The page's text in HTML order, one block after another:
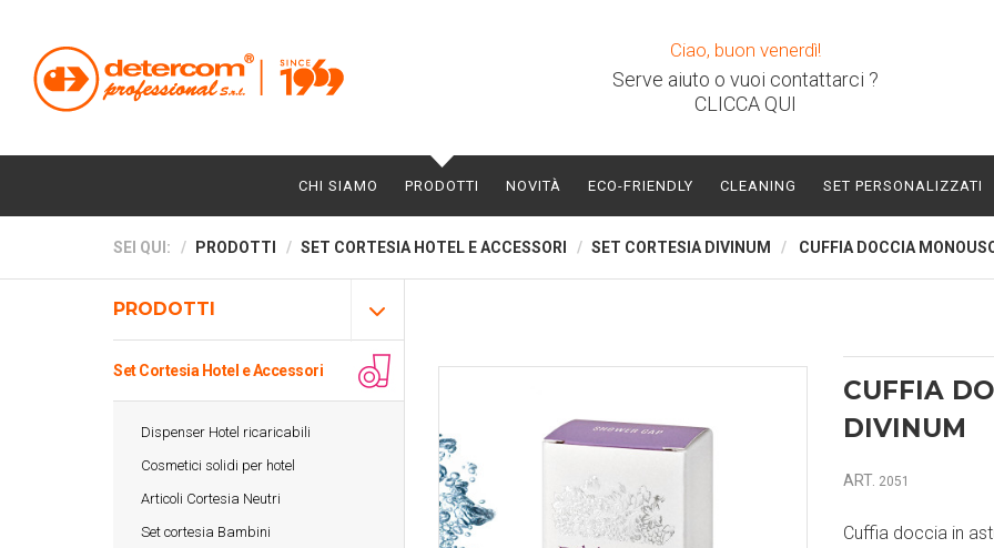
Ciao, buon venerdì!
Serve aiuto o vuoi contattarci ?
CLICCA QUI
CHI SIAMO PRODOTTI NOVITÀ ECO-FRIENDLY CLEANING SET PERSONALIZZATI
SEI QUI: PRODOTTI SET CORTESIA HOTEL E ACCESSORI SET CORTESIA DIVINUM CUFFIA DOCCIA
PRODOTTI
Set Cortesia Hotel e Accessori
Dispenser Hotel ricaricabili
Cosmetici solidi per hotel
Articoli Cortesia Neutri
Set cortesia Bambini
CUFFIA
DIVINUM
ART. 2051
Cuffia doccia in